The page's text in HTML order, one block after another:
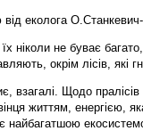
еколога
ніколи не буває
окрім лісів, які
взагалі. Щодо
життям, енергією,
найбагатшою